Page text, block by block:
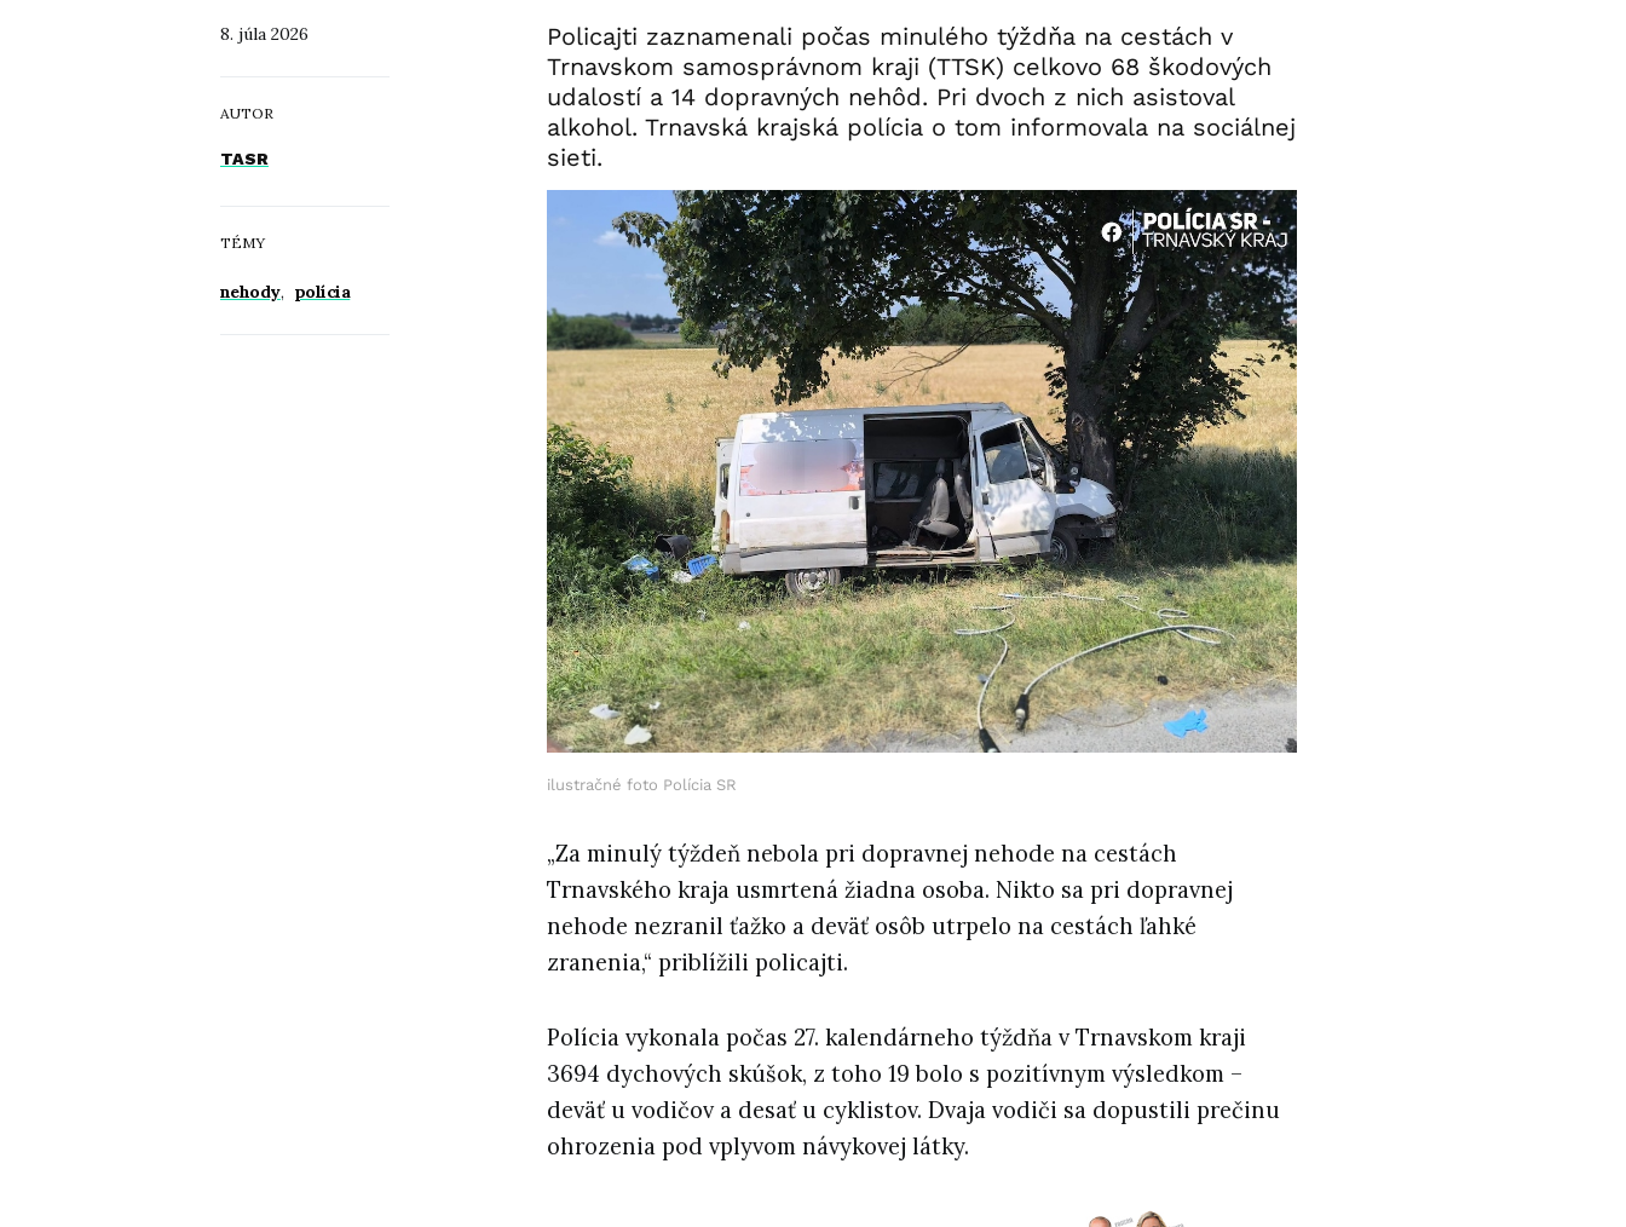
8. júla 2026
AUTOR
TASR
TÉMY
nehody, polícia
Policajti zaznamenali počas minulého týždňa na cestách v
Trnavskom samosprávnom kraji (TTSK) celkovo 68 škodových
udalostí a 14 dopravných nehôd. Pri dvoch z nich asistoval
alkohol. Trnavská krajská polícia o tom informovala na sociálnej
sieti.
ilustračné foto Polícia SR
„Za minulý týždeň nebola pri dopravnej nehode na cestách
Trnavského kraja usmrtená žiadna osoba. Nikto sa pri dopravnej
nehode nezranil ťažko a deväť osôb utrpelo na cestách ľahké
zranenia,“ priblížili policajti.
Polícia vykonala počas 27. kalendárneho týždňa v Trnavskom kraji
3694 dychových skúšok, z toho 19 bolo s pozitívnym výsledkom –
deväť u vodičov a desať u cyklistov. Dvaja vodiči sa dopustili prečinu
ohrozenia pod vplyvom návykovej látky.